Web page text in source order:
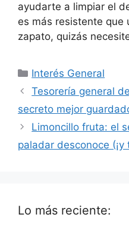
ayudarte a limpiar el
es más resistente que
zapato, quizás
Categorías
Interés General
Tesorería general
secreto mejor
Limoncillo fruta: el
paladar desconoce
Lo más reciente: